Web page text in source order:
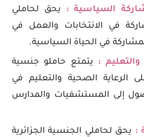
السياسية : يحق لحاملي
في الانتخابات والعمل في
في الحياة السياسية.
:
يتمتع حاملو جنسية
الرعاية الصحية والتعليم في
إلى المستشفيات والمدارس
: يحق لحاملي الجنسية الجزائرية